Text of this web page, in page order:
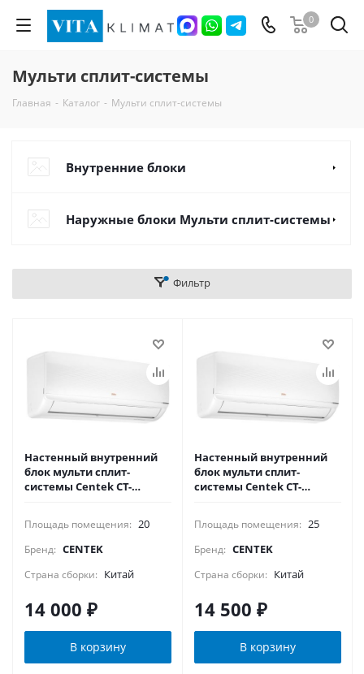
0
Мульти сплит-системы
Главная - Каталог - Мульти сплит-системы
Внутренние блоки
Наружные блоки Мульти сплит-системы
Фильтр
Настенный внутренний
блок мульти сплит-
системы Centek CT-
Площадь помещения: 20
Бренд: CENTEK
Страна сборки: Китай
14 000 ₽
В корзину
Настенный внутренний
блок мульти сплит-
системы Centek CT-
Площадь помещения: 25
Бренд: CENTEK
Страна сборки: Китай
14 500 ₽
В корзину